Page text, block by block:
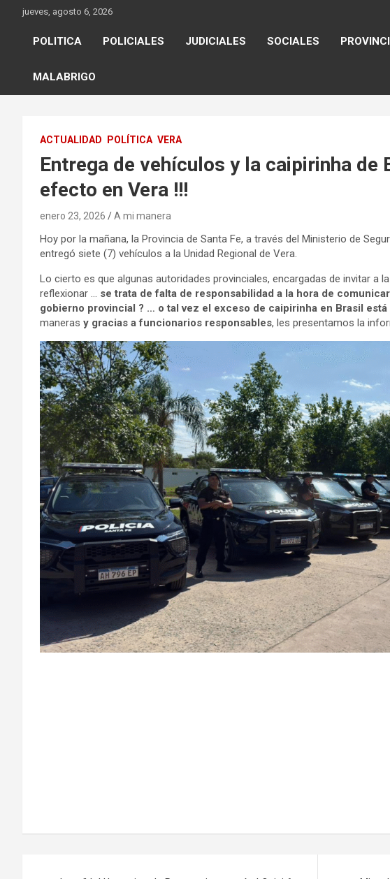
content
jueves, agosto 6, 2026
POLITICA POLICIALES JUDICIALES SOCIALES
MALABRIGO
ACTUALIDAD POLÍTICA VERA
Entrega de vehículos y la caipirinha de
efecto en Vera !!!
enero 23, 2026 A mi manera
Hoy por la mañana, la Provincia de Santa Fe, a través del Ministerio de
entregó siete (7) vehículos a la Unidad Regional de Vera.
Lo cierto es que algunas autoridades provinciales, encargadas de invitar a
reflexionar … se trata de falta de responsabilidad a la hora de
gobierno provincial ? … o tal vez el exceso de caipirinha en Brasil
maneras y gracias a funcionarios responsables, les presentamos la